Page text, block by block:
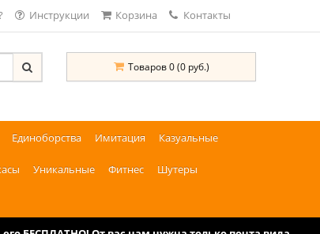
Инструкции Корзина Контакты
Товаров 0 (0 руб.)
Единоборства Имитация Казуальные
Уникальные Фитнес Шутеры